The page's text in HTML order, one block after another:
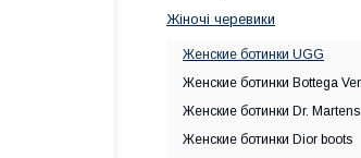
Жіночі черевики
Женские ботинки UGG
Женские ботинки Bottega
Женские ботинки Dr. Martens
Женские ботинки Dior boots